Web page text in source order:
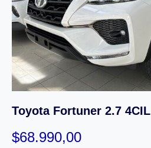
Toyota Fortuner 2.7 4CIL
$68.990,00